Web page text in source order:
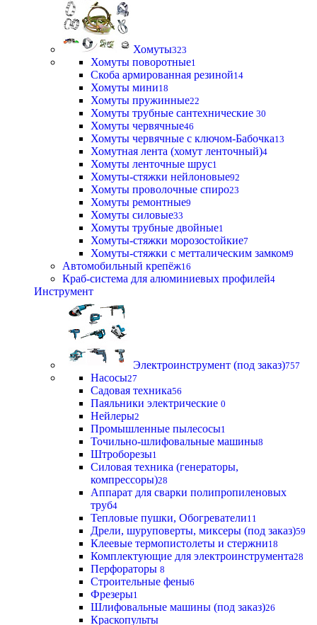
Хомуты323
Хомуты поворотные1
Скоба армированная резиной14
Хомуты мини18
Хомуты пружинные22
Хомуты трубные сантехнические 30
Хомуты червячные46
Хомуты червячные с ключом-Бабочка13
Хомутная лента (хомут ленточный)4
Хомуты ленточные шрус1
Хомуты-стяжки нейлоновые92
Хомуты проволочные спиро23
Хомуты ремонтные9
Хомуты силовые33
Хомуты трубные двойные1
Хомуты-стяжки морозостойкие7
Хомуты-стяжки с метталическим замком9
Автомобильный крепёж16
Краб-система для алюминиевых профилей4
Инструмент
Электроинструмент (под заказ)757
Насосы27
Садовая техника56
Паяльники электрические 0
Нейлеры2
Промышленные пылесосы1
Точильно-шлифовальные машины8
Штроборезы1
Силовая техника (генераторы,
компрессоры)28
Аппарат для сварки полипропиленовых
труб4
Тепловые пушки, Обогреватели11
Дрели, шуруповерты, миксеры (под заказ)59
Клеевые термопистолеты и стержни18
Комплектующие для электроинструмента28
Перфораторы 8
Строительные фены6
Фрезеры1
Шлифовальные машины (под заказ)26
Краскопульты